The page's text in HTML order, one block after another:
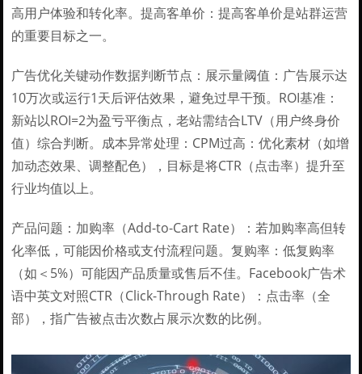
高用户体验和转化率。提高客单价：提高客单价是站群运营
的重要目标之一。
广告优化关键动作数据判断节点：展示量阈值：广告展示达
10万次或运行1天后评估效果，避免过早干预。ROI基准：
新站以ROI=2为盈亏平衡点，老站需结合LTV（用户终身价
值）综合判断。成本异常处理：CPM过高：优化素材（如增
加动态效果、调整配色），目标是将CTR（点击率）提升至
行业均值以上。
产品问题：加购率（Add-to-Cart Rate）：若加购率高但转
化率低，可能因价格或支付流程问题。复购率：低复购率
（如＜5%）可能因产品质量或售后不佳。Facebook广告术
语中英文对照CTR（Click-Through Rate）：点击率（全
部），指广告被点击次数占展示次数的比例。